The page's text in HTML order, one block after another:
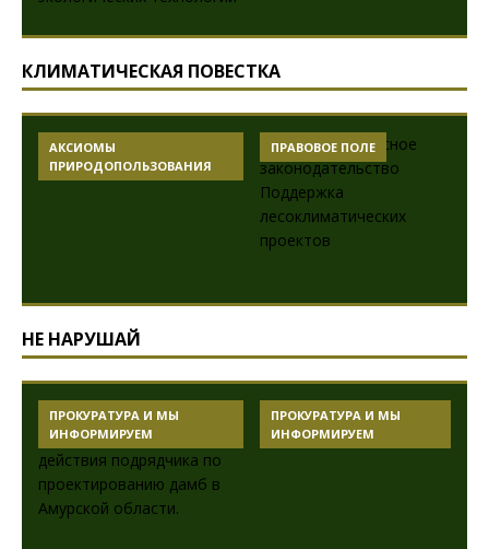
КЛИМАТИЧЕСКАЯ ПОВЕСТКА
АКСИОМЫ
ПРИРОДОПОЛЬЗОВАНИЯ
ПРАВОВОЕ ПОЛЕ
НЕ НАРУШАЙ
ПРОКУРАТУРА И МЫ
ИНФОРМИРУЕМ
ПРОКУРАТУРА И МЫ
ИНФОРМИРУЕМ